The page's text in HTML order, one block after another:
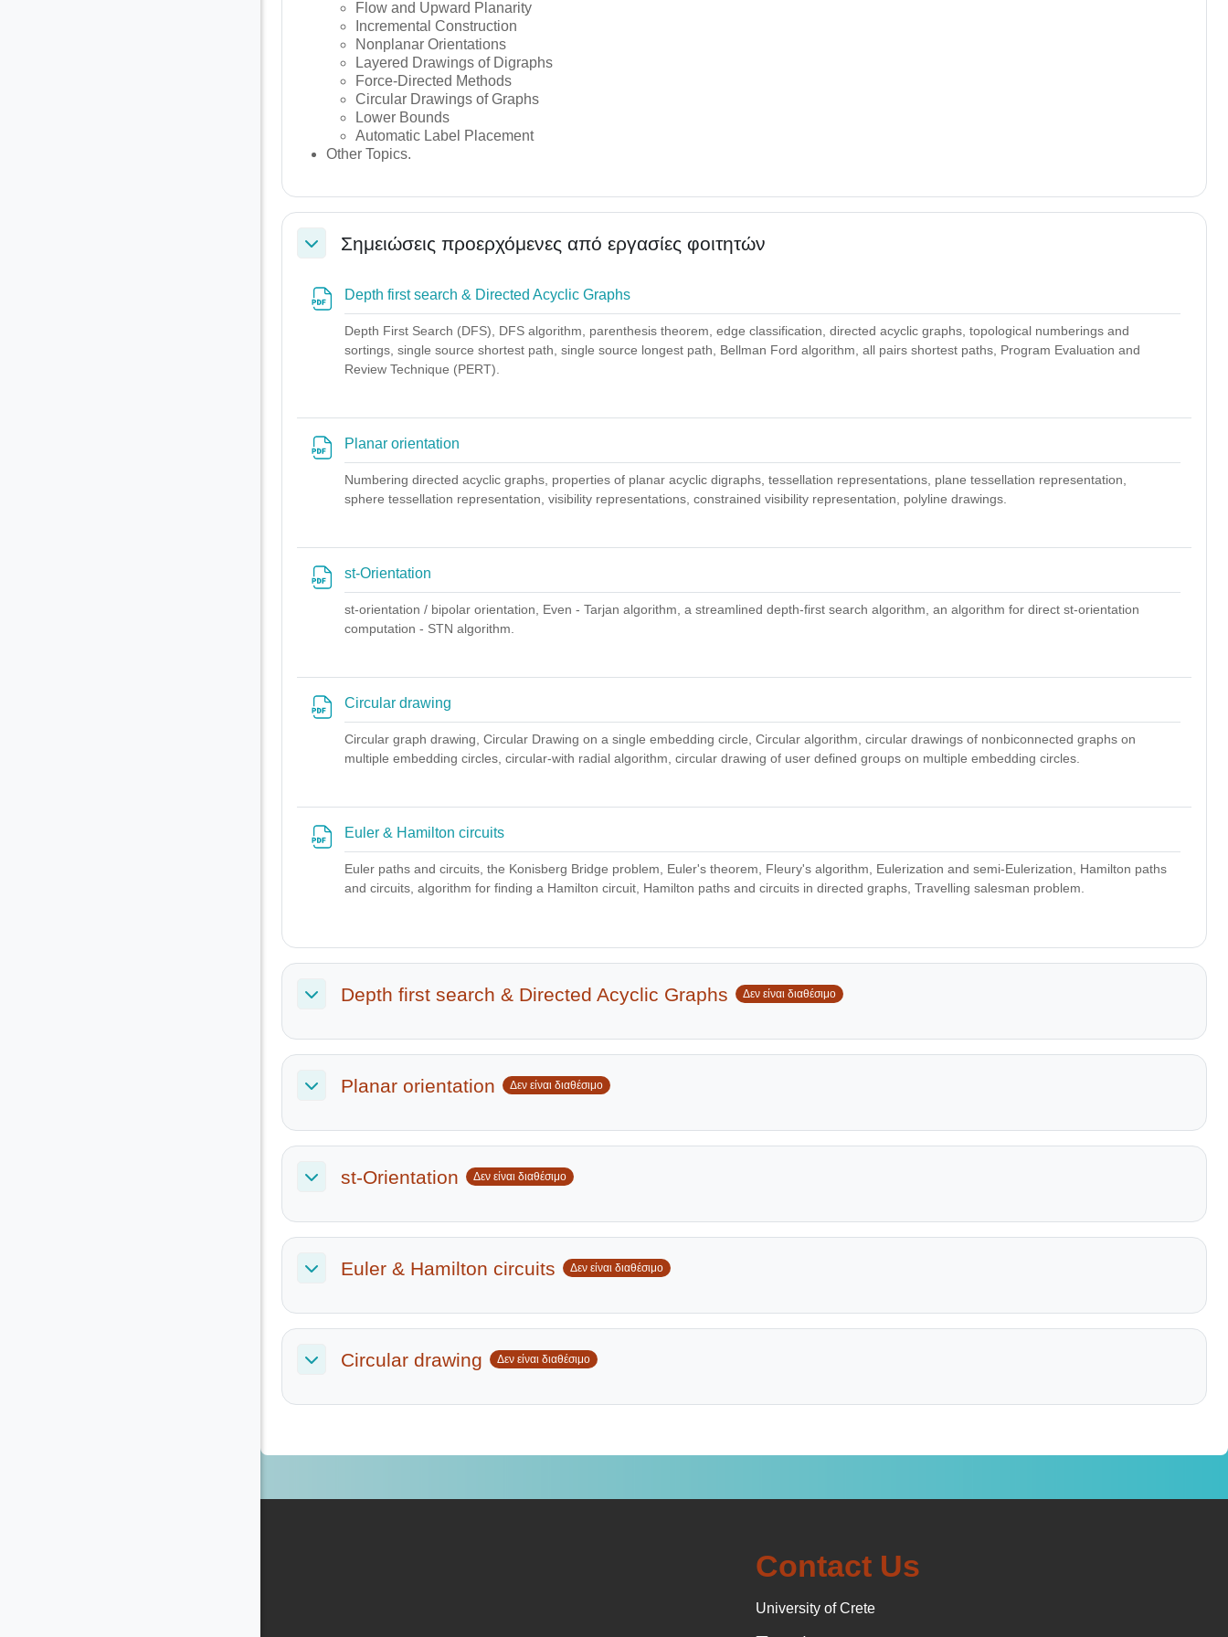
Flow and Upward Planarity
Incremental Construction
Nonplanar Orientations
Layered Drawings of Digraphs
Force-Directed Methods
Circular Drawings of Graphs
Lower Bounds
Automatic Label Placement
Other Topics.
Σύμπτυξη
Σημειώσεις προερχόμενες από εργασίες φοιτητών
Depth first search & Directed Acyclic Graphs
Depth First Search (DFS), DFS algorithm, parenthesis theorem, edge classification, directed acyclic graphs, topological numberings and
sortings, single source shortest path, single source longest path, Bellman Ford algorithm, all pairs shortest paths, Program Evaluation and
Review Technique (PERT).
Planar orientation
Numbering directed acyclic graphs, properties of planar acyclic digraphs, tessellation representations, plane tessellation representation,
sphere tessellation representation, visibility representations, constrained visibility representation, polyline drawings.
st-Orientation
st-orientation / bipolar orientation, Even - Tarjan algorithm, a streamlined depth-first search algorithm, an algorithm for direct st-orientation
computation - STN algorithm.
Circular drawing
Circular graph drawing, Circular Drawing on a single embedding circle, Circular algorithm, circular drawings of nonbiconnected graphs on
multiple embedding circles, circular-with radial algorithm, circular drawing of user defined groups on multiple embedding circles.
Euler & Hamilton circuits
Euler paths and circuits, the Konisberg Bridge problem, Euler's theorem, Fleury's algorithm, Eulerization and semi-Eulerization, Hamilton paths
and circuits, algorithm for finding a Hamilton circuit, Hamilton paths and circuits in directed graphs, Travelling salesman problem.
Depth first search & Directed Acyclic Graphs Δεν είναι διαθέσιμο
Planar orientation Δεν είναι διαθέσιμο
st-Orientation Δεν είναι διαθέσιμο
Euler & Hamilton circuits Δεν είναι διαθέσιμο
Circular drawing Δεν είναι διαθέσιμο
Contact Us
University of Crete